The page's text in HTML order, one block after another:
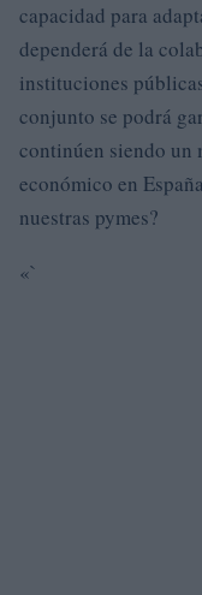
capacidad para
dependerá de la
instituciones
conjunto se podrá
continúen siendo un
económico en
nuestras pymes?
«`